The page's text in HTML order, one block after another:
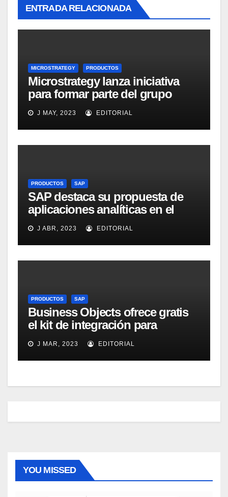
ENTRADA RELACIONADA
MICROSTRATEGY PRODUCTOS
Microstrategy lanza iniciativa
para formar parte del grupo
MicroStrategy Business
Intelligence Group en LinkedIn
J MAY, 2023 EDITORIAL
PRODUCTOS SAP
SAP destaca su propuesta de
aplicaciones analíticas en el
mercado español
J ABR, 2023 EDITORIAL
PRODUCTOS SAP
Business Objects ofrece gratis
el kit de integración para
Micrososft Office SharePoint
Server 2007
J MAR, 2023 EDITORIAL
YOU MISSED